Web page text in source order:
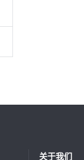
关于我们